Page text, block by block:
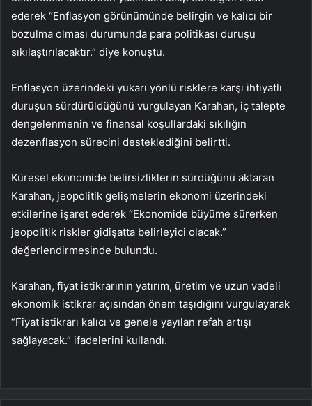
ederek “Enflasyon görünümünde belirgin ve kalıcı bir
bozulma olması durumunda para politikası duruşu
sıkılaştırılacaktır.” diye konuştu.
Enflasyon üzerindeki yukarı yönlü risklere karşı ihtiyatlı
duruşun sürdürüldüğünü vurgulayan Karahan, iç talepte
dengelenmenin ve finansal koşullardaki sıkılığın
dezenflasyon sürecini desteklediğini belirtti.
Küresel ekonomide belirsizliklerin sürdüğünü aktaran
Karahan, jeopolitik gelişmelerin ekonomi üzerindeki
etkilerine işaret ederek “Ekonomide büyüme sürerken
jeopolitik riskler gidişatta belirleyici olacak.”
değerlendirmesinde bulundu.
Karahan, fiyat istikrarının yatırım, üretim ve uzun vadeli
ekonomik istikrar açısından önem taşıdığını vurgulayarak
“Fiyat istikrarı kalıcı ve genele yayılan refah artışı
sağlayacak.” ifadelerini kullandı.